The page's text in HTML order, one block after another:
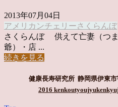
2013年07月04日
アメリカンチェリーさくらんぼ
さくらんぼ 供えて亡妻（
爺）・店 ...
続きを見る
健康長寿研究所 静岡県伊東市
2016